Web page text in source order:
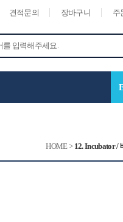
견적문의 장바구니 주
HOME> 12. Incubator /